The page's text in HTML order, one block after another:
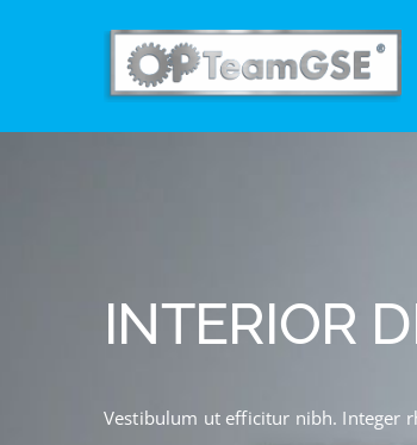
INTERIOR
Vestibulum ut efficitur nibh. Integer